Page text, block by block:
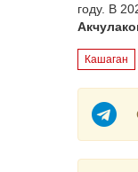
году. В
Кашаган